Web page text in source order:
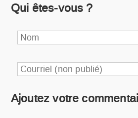
Qui êtes-vous ?
Nom
Courriel (non publié)
Ajoutez votre